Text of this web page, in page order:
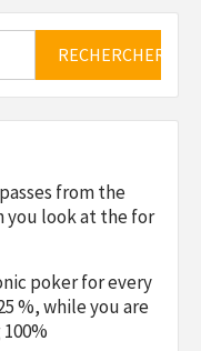
from the
you look at the for
poker for every
%, while you are